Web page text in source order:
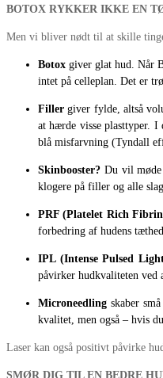
BOTOX RYKKER IKKE EN
Men vi bliver nødt til at skille
Botox giver glat hud. Når
intet på celleplan. Det er
Fillergiver fylde, altså
at hærde visse plasttyper.
blå misfarvning (Tyndall
Skinbooster? Du vil møde
klogere på filler og alle
PRF (Platelet Rich
forbedring af hudens
IPL (Intense Pulsed
påvirker hudkvaliteten ved
Microneedling skaber
kvalitet, men også – hvis
Laser kan også positivt påvirke
SMØR DIG TIL EN BEDRE